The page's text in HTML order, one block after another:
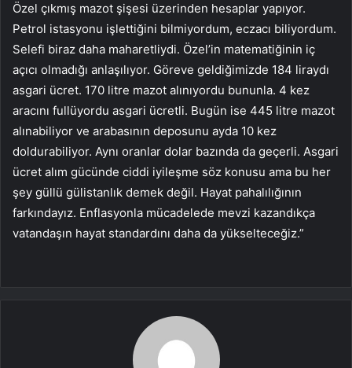
Özel çıkmış mazot şişesi üzerinden hesaplar yapıyor.
Petrol istasyonu işlettiğini bilmiyordum, eczacı biliyordum.
Selefi biraz daha maharetliydi. Özel’in matematiğinin iç
açıcı olmadığı anlaşılıyor. Göreve geldiğimizde 184 liraydı
asgari ücret. 170 litre mazot alınıyordu bununla. 4 kez
aracını fullüyordu asgari ücretli. Bugün ise 445 litre mazot
alınabiliyor ve arabasının deposunu ayda 10 kez
doldurabiliyor. Aynı oranlar dolar bazında da geçerli. Asgari
ücret alım gücünde ciddi iyileşme söz konusu ama bu her
şey güllü gülistanlık demek değil. Hayat pahalılığının
farkındayız. Enflasyonla mücadelede mevzi kazandıkça
vatandaşın hayat standardını daha da yükselteceğiz.”